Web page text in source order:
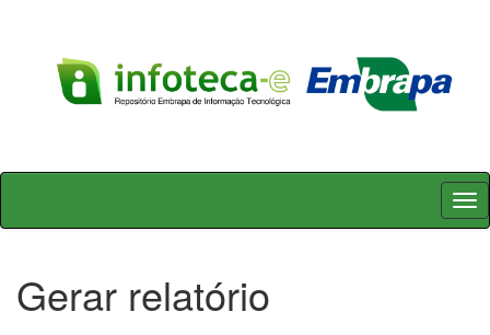
Skip
Gerar relatório